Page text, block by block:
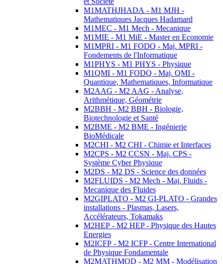
M1MATHJHADA - M1 MJH -
Mathematiques Jacques Hadamard
M1MEC - M1 Mech - Mecanique
M1MIE - M1 MiE - Master en Economie
M1MPRI - M1 FODQ - Maj. MPRI -
Fondements de l'Informatique
M1PHYS - M1 PHYS - Physique
M1QMI - M1 FODQ - Maj. QMI -
Quantique, Mathematiques, Informatique
M2AAG - M2 AAG - Analyse,
Arithmétique, Géométrie
M2BBH - M2 BBH - Biologie,
Biotechnologie et Santé
M2BME - M2 BME - Ingénierie
BioMédicale
M2CHI - M2 CHI - Chimie et Interfaces
M2CPS - M2 CCSN - Maj. CPS -
Système Cyber Physique
M2DS - M2 DS - Science des données
M2FLUIDS - M2 Mech - Maj. Fluids -
Mecanique des Fluides
M2GIPLATO - M2 GI-PLATO - Grandes
installations - Plasmas, Lasers,
Accélérateurs, Tokamaks
M2HEP - M2 HEP - Physique des Hautes
Energies
M2ICFP - M2 ICFP - Centre International
de Physique Fondamentale
M2MATHMOD - M2 MM - Modélisation